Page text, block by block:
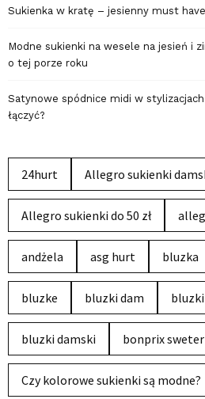
Sukienka w kratę – jesienny must have
Modne sukienki na wesele na jesień i
o tej porze roku
Satynowe spódnice midi w
łączyć?
24hurt Allegro sukienki
Allegro sukienki do 50 zł
andżela asg hurt bluzka
bluzke bluzki dam
bluzki damski bonprix sweter
Czy kolorowe sukienki są modne?